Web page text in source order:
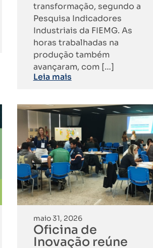
transformação, segundo a
Pesquisa Indicadores
Industriais da FIEMG. As
horas trabalhadas na
produção também
avançaram, com […]
Leia mais
maio 31, 2026
Oficina de
Inovação reúne